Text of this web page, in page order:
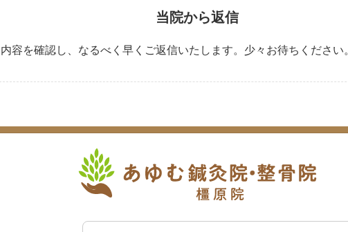
当院から返信
内容を確認し、なるべく早くご返信いたします。少々お待ちください。